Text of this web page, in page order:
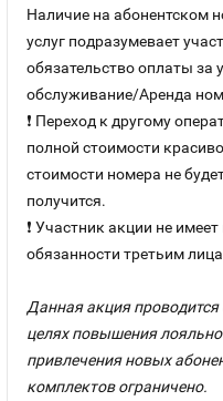
Наличие на абонентском
услуг подразумевает
обязательство оплаты за
обслуживание/Аренда
❗ Переход к другому
полной стоимости
стоимости номера не
получится.
❗ Участник акции не
обязанности третьим
Данная акция
целях повышения
привлечения новых
комплектов ограничено.